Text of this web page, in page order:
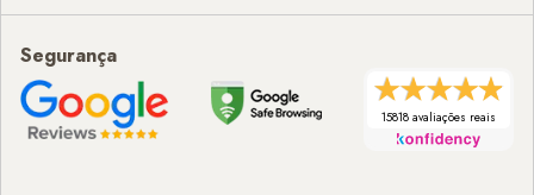
Segurança
15818 avaliações reais